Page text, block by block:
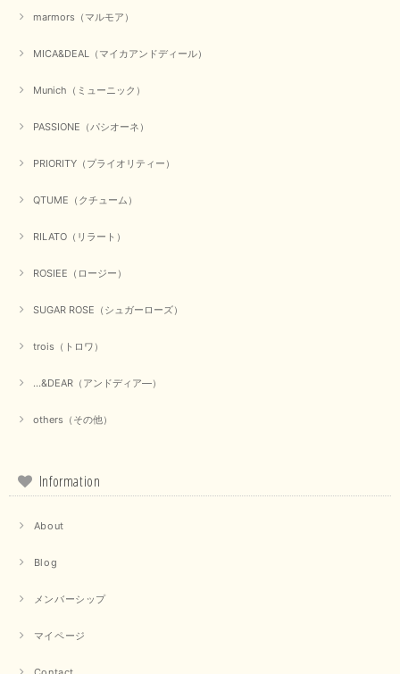
marmors（マルモア）
MICA&DEAL（マイカアンドディール）
Munich（ミューニック）
PASSIONE（パシオーネ）
PRIORITY（プライオリティー）
QTUME（クチューム）
RILATO（リラート）
ROSIEE（ロージー）
SUGAR ROSE（シュガーローズ）
trois（トロワ）
...&DEAR（アンドディア―）
others（その他）
Information
About
Blog
メンバーシップ
マイページ